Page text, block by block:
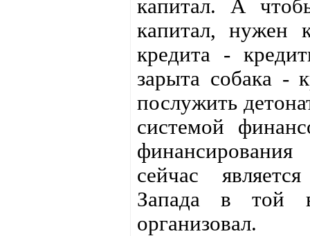
капитал. А
капитал, нужен
кредита -
зарыта собака -
послужить
системой
сейчас
Запада в той
организовал.